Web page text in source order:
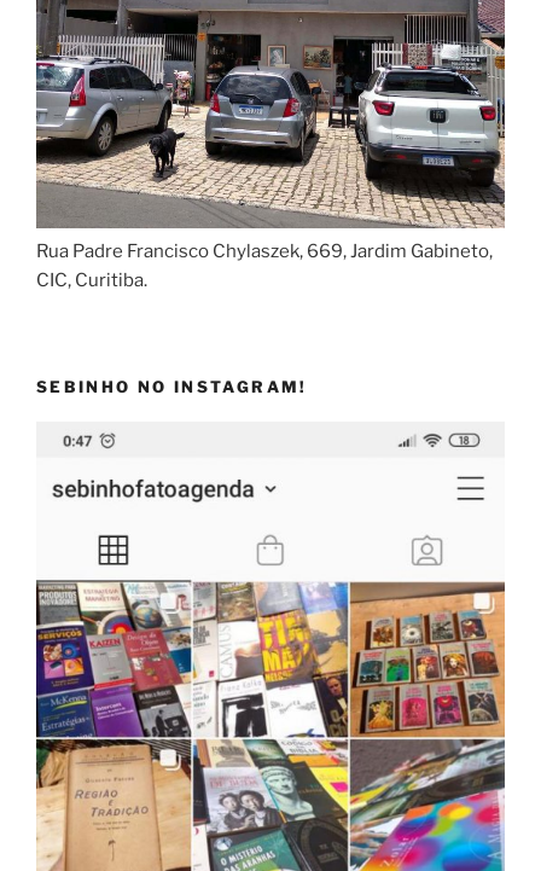
Rua Padre Francisco Chylaszek, 669, Jardim Gabineto,
CIC, Curitiba.
SEBINHO NO INSTAGRAM!